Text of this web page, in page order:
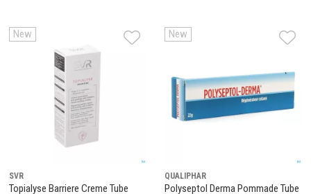
New
SVR
Topialyse Barriere Creme Tube
New
QUALIPHAR
Polyseptol Derma Pommade Tube